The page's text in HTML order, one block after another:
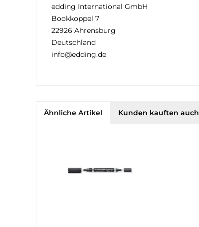
edding International GmbH
Bookkoppel 7
22926 Ahrensburg
Deutschland
info@edding.de
Ähnliche Artikel Kunden kauften auch